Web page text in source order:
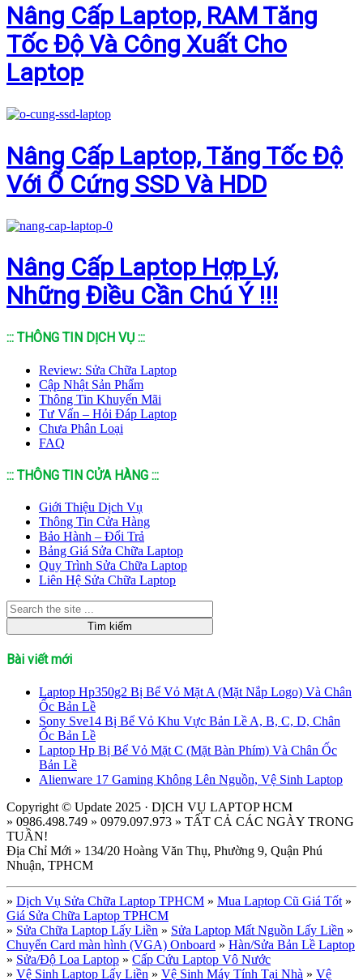
Nâng Cấp Laptop, RAM Tăng
Tốc Độ Và Công Xuất Cho
Laptop
Nâng Cấp Laptop, Tăng Tốc Độ
Với Ổ Cứng SSD Và HDD
Nâng Cấp Laptop Hợp Lý,
Những Điều Cần Chú Ý !!!
::: THÔNG TIN DỊCH VỤ :::
Review: Sửa Chữa Laptop
Cập Nhật Sản Phẩm
Thông Tin Khuyến Mãi
Tư Vấn – Hỏi Đáp Laptop
Chưa Phân Loại
FAQ
::: THÔNG TIN CỬA HÀNG :::
Giới Thiệu Dịch Vụ
Thông Tin Cửa Hàng
Bảo Hành – Đổi Trả
Bảng Giá Sửa Chữa Laptop
Quy Trình Sửa Chữa Laptop
Liên Hệ Sửa Chữa Laptop
Bài viết mới
Laptop Hp350g2 Bị Bể Vỏ Mặt A (Mặt Nắp Logo) Và Chân
Ốc Bản Lề
Sony Sve14 Bị Bể Vỏ Khu Vực Bản Lề A, B, C, D, Chân
Ốc Bản Lề
Laptop Hp Bị Bể Vỏ Mặt C (Mặt Bàn Phím) Và Chân Ốc
Bản Lề
Alienware 17 Gaming Không Lên Nguồn, Vệ Sinh Laptop
Copyright © Update 2025 · DỊCH VỤ LAPTOP HCM
» 0986.498.749 » 0979.097.973 » TẤT CẢ CÁC NGÀY TRONG
TUẦN!
Địa Chỉ Mới » 134/20 Hoàng Văn Thụ, Phường 9, Quận Phú
Nhuận, TPHCM
» Dịch Vụ Sửa Chữa Laptop TPHCM » Mua Laptop Cũ Giá Tốt »
Giá Sửa Chữa Laptop TPHCM
» Sửa Chữa Laptop Lấy Liền » Sửa Laptop Mất Nguồn Lấy Liền »
Chuyển Card màn hình (VGA) Onboard » Hàn/Sửa Bản Lề Laptop
» Sửa/Độ Loa Laptop » Cấp Cứu Laptop Vô Nước
» Vệ Sinh Laptop Lấy Liền » Vệ Sinh Máy Tính Tại Nhà » Vệ